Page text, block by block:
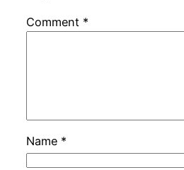
Comment *
Name *